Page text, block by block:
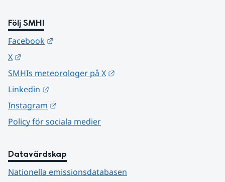
Följ SMHI
Facebook
X
SMHIs meteorologer på X
Linkedin
Instagram
Policy för sociala medier
Datavärdskap
Nationella emissionsdatabasen